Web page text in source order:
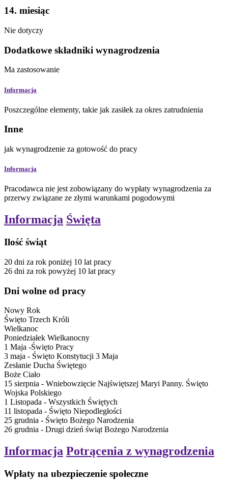
14. miesiąc
Nie dotyczy
Dodatkowe składniki wynagrodzenia
Ma zastosowanie
Informacja
Poszczególne elementy, takie jak zasiłek za okres zatrudnienia
Inne
jak wynagrodzenie za gotowość do pracy
Informacja
Pracodawca nie jest zobowiązany do wypłaty wynagrodzenia za
przerwy związane ze złymi warunkami pogodowymi
Informacja Święta
Ilość świąt
20 dni za rok poniżej 10 lat pracy
26 dni za rok powyżej 10 lat pracy
Dni wolne od pracy
Nowy Rok
Święto Trzech Króli
Wielkanoc
Poniedziałek Wielkanocny
1 Maja -Święto Pracy
3 maja - Święto Konstytucji 3 Maja
Zesłanie Ducha Świętego
Boże Ciało
15 sierpnia - Wniebowzięcie Najświętszej Maryi Panny. Święto
Wojska Polskiego
1 Listopada - Wszystkich Świętych
11 listopada - Święto Niepodległości
25 grudnia - Święto Bożego Narodzenia
26 grudnia - Drugi dzień świąt Bożego Narodzenia
Informacja Potrącenia z wynagrodzenia
Wpłaty na ubezpieczenie społeczne